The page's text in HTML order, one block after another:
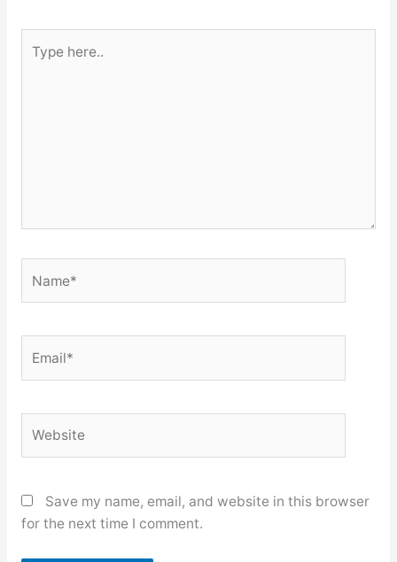
here..
Save my name, email, and website in this browser
for the next time I comment.